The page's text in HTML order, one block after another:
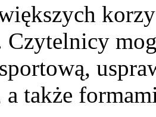
Czytelnicy
także